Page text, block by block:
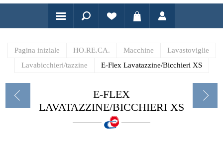
Pagina iniziale HO.RE.CA. Macchine
Lavastoviglie
Lavabicchieri/tazzine
E-Flex Lavatazzine/Bicchieri XS
E-FLEX
LAVATAZZINE/BICCHIERI XS